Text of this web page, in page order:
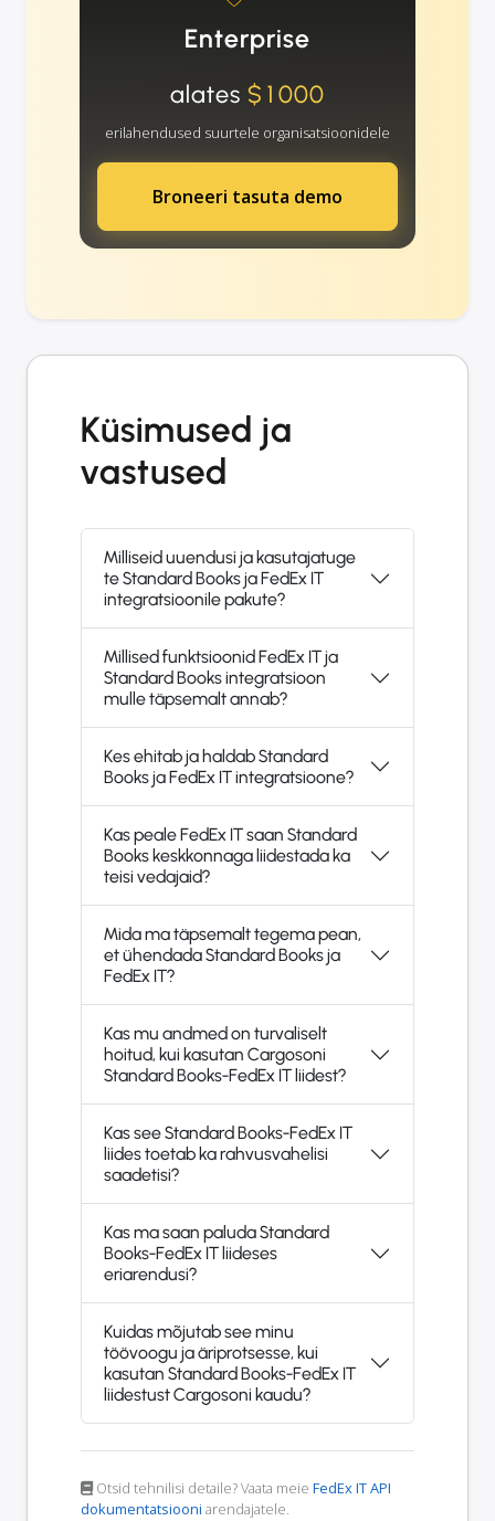
Enterprise
alates $1000
erilahendused suurtele organisatsioonidele
Broneeri tasuta demo
Küsimused ja
vastused
Milliseid uuendusi ja kasutajatuge
te Standard Books ja FedEx IT
integratsioonile pakute?
Millised funktsioonid FedEx IT ja
Standard Books integratsioon
mulle täpsemalt annab?
Kes ehitab ja haldab Standard
Books ja FedEx IT integratsioone?
Kas peale FedEx IT saan Standard
Books keskkonnaga liidestada ka
teisi vedajaid?
Mida ma täpsemalt tegema pean,
et ühendada Standard Books ja
FedEx IT?
Kas mu andmed on turvaliselt
hoitud, kui kasutan Cargosoni
Standard Books-FedEx IT liidest?
Kas see Standard Books-FedEx IT
liides toetab ka rahvusvahelisi
saadetisi?
Kas ma saan paluda Standard
Books-FedEx IT liideses
eriarendusi?
Kuidas mõjutab see minu
töövoogu ja äriprotsesse, kui
kasutan Standard Books-FedEx IT
liidestust Cargosoni kaudu?
Otsid tehnilisi detaile? Vaata meie FedEx IT API
dokumentatsiooni arendajatele.